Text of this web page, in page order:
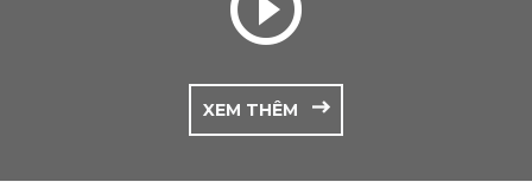
XEM THÊM